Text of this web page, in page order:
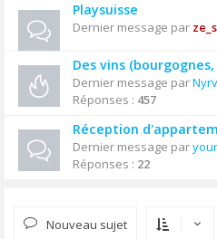
Playsuisse
Dernier message par
Des vins
Dernier message par
Réponses : 457
Réception
Dernier message par
Réponses : 22
Nouveau sujet